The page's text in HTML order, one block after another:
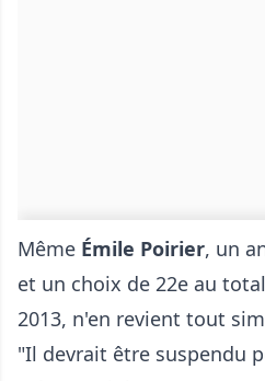
Même Émile Poirier, un
et un choix de 22e au
2013, n'en revient tout
"Il devrait être suspendu